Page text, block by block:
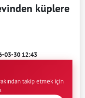
küplere
03-30 12:43
takip etmek için